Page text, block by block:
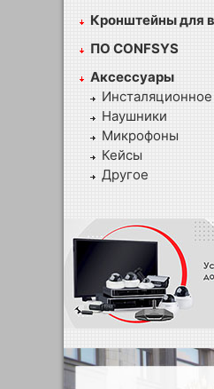
Кронштейны для
ПО CONFSYS
Аксессуары
Наушники
Микрофоны
Кейсы
Другое